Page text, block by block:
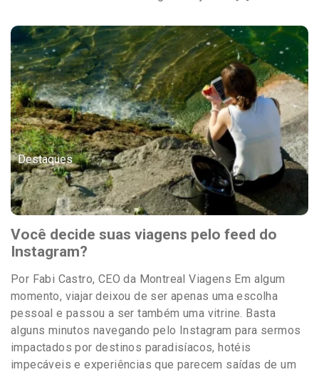
Destaques
Você decide suas viagens pelo feed do
Instagram?
Por Fabi Castro, CEO da Montreal Viagens Em algum
momento, viajar deixou de ser apenas uma escolha
pessoal e passou a ser também uma vitrine. Basta
alguns minutos navegando pelo Instagram para sermos
impactados por destinos paradisíacos, hotéis
impecáveis e experiências que parecem saídas de um